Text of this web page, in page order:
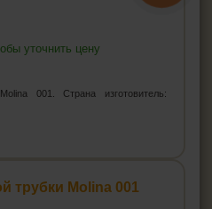
уточнить цену
001. Страна изготовитель:
трубки Molina 001